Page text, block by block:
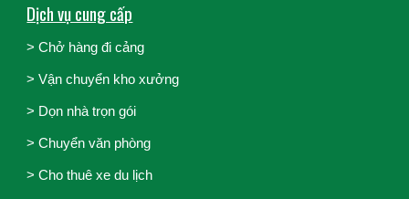
Dịch vụ cung cấp
> Chở hàng đi cảng
>Vận chuyển kho xưởng
> Dọn nhà trọn gói
>Chuyển văn phòng
>Cho thuê xe du lịch